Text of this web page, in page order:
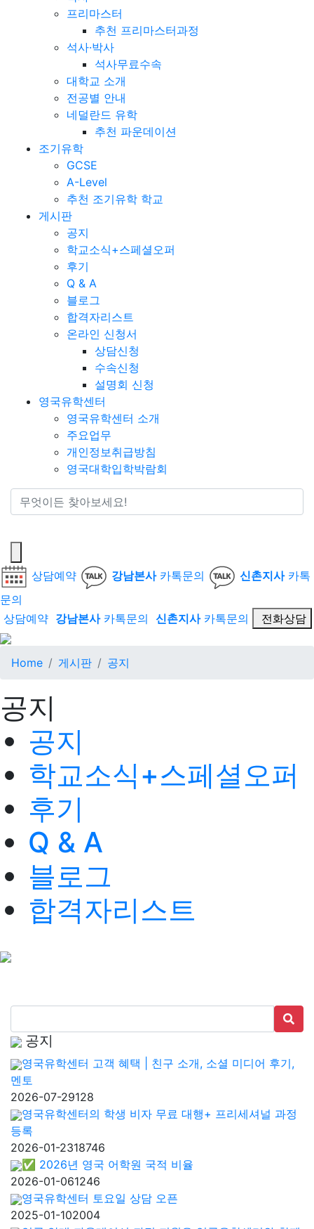
프리마스터
추천 프리마스터과정
석사·박사
석사무료수속
대학교 소개
전공별 안내
네덜란드 유학
추천 파운데이션
조기유학
GCSE
A-Level
추천 조기유학 학교
게시판
공지
학교소식+스페셜오퍼
후기
Q & A
블로그
합격자리스트
온라인 신청서
상담신청
수속신청
설명회 신청
영국유학센터
영국유학센터 소개
주요업무
개인정보취급방침
영국대학입학박람회
통합검색
상담예약 강남본사카톡문의 신촌지사카톡
문의
상담예약 강남본사카톡문의 신촌지사카톡문의 전화상담
Home 게시판 공지
공지
공지
학교소식+스페셜오퍼
후기
Q & A
블로그
합격자리스트
공지
영국유학센터 고객 혜택 | 친구 소개, 소셜 미디어 후기,
멘토
2026-07-29128
영국유학센터의 학생 비자 무료 대행+ 프리세셔널 과정
등록
2026-01-2318746
✅ 2026년 영국 어학원 국적 비율
2026-01-061246
영국유학센터 토요일 상담 오픈
2025-01-102004